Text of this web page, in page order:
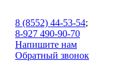
8 (8552) 44-53-54;
8-927 490-90-70
Напишите нам
Обратный звонок